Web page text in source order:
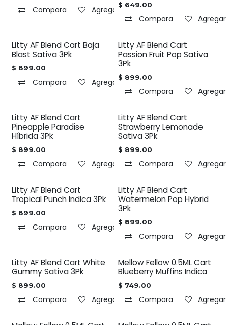
Compara Agregar a la lista de deseos
$ 649.00
Compara
Litty AF Blend Cart Baja
Blast Sativa 3Pk
$ 899.00
Compara Agregar a la lista de deseos
Litty AF Blend Cart
Passion Fruit Pop Sativa
3Pk
$ 899.00
Compara
Litty AF Blend Cart
Pineapple Paradise
Híbrida 3Pk
$ 899.00
Compara Agregar a la lista de deseos
Litty AF Blend Cart
Strawberry Lemonade
Sativa 3Pk
$ 899.00
Compara
Litty AF Blend Cart
Tropical Punch Indica 3Pk
$ 899.00
Compara Agregar a la lista de deseos
Litty AF Blend Cart
Watermelon Pop Hybrid
3Pk
$ 899.00
Compara
Litty AF Blend Cart White
Gummy Sativa 3Pk
$ 899.00
Compara Agregar a la lista de deseos
Mellow Fellow 0.5ML Cart
Blueberry Muffins Indica
$ 749.00
Compara